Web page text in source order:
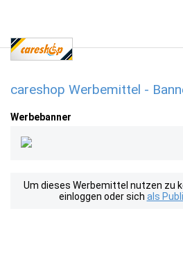
careshop Werbemittel -
Werbebanner
Um dieses Werbemittel nutzen zu
einloggen oder sich als